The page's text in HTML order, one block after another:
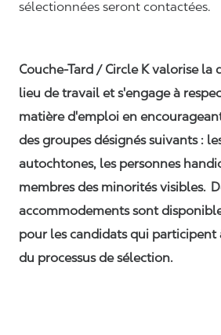
sélectionnées seront contactées.
Couche-Tard / Circle K valorise la
lieu de travail et s'engage à
matière d'emploi en
des groupes désignés suivants :
autochtones, les personnes
membres des minorités visibles.
accommodements sont
pour les candidats qui participent
du processus de sélection.